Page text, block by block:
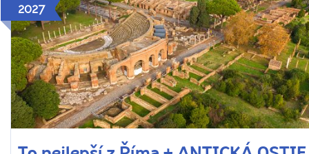
2027